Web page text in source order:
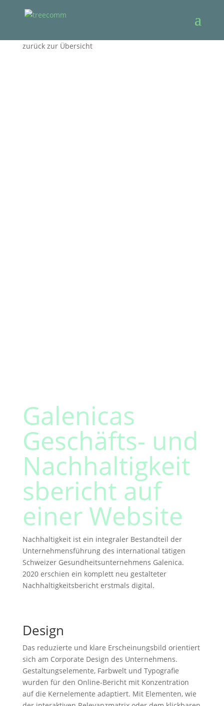
zurück zur Übersicht
Galenicas
Geschäfts- und
Nachhaltigkeit
sbericht auf
einer Website
Nachhaltigkeit ist ein integraler Bestandteil der
Unternehmensführung des international tätigen
Schweizer Gesundheitsunternehmens Galenica.
2020 erschien ein komplett neu gestalteter
Nachhaltigkeitsberichterstmals digital.
Design
Das reduzierte und klare Erscheinungsbild orientiert
sich am Corporate Design des Unternehmens.
Gestaltungselemente, Farbwelt und Typografie
wurden für den Online-Bericht mit Konzentration
auf die Kernelemente adaptiert. Mit Elementen, wie